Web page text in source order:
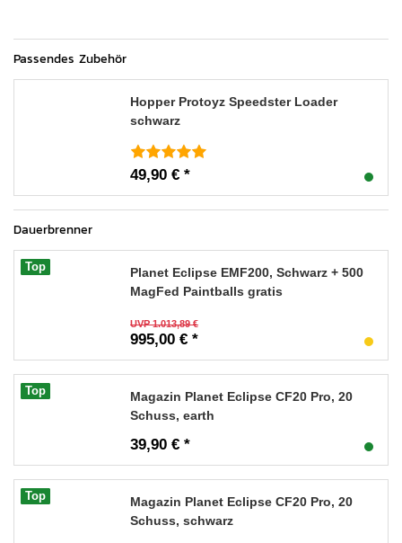
Passendes Zubehör
Hopper Protoyz Speedster Loader
schwarz
49,90 € *
Dauerbrenner
Top
Planet Eclipse EMF200, Schwarz + 500
MagFed Paintballs gratis
UVP 1.013,89 €
995,00 € *
Top
Magazin Planet Eclipse CF20 Pro, 20
Schuss, earth
39,90 € *
Top
Magazin Planet Eclipse CF20 Pro, 20
Schuss, schwarz